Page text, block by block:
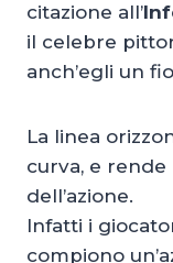
citazione all’
il celebre
anch’egli un
La linea
curva, e rende
dell’azione.
Infatti i
compiono